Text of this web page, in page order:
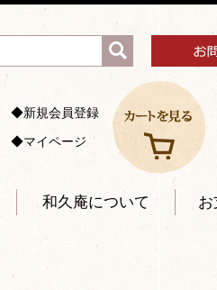
◆新規会員登録
◆マイページ
和久庵について